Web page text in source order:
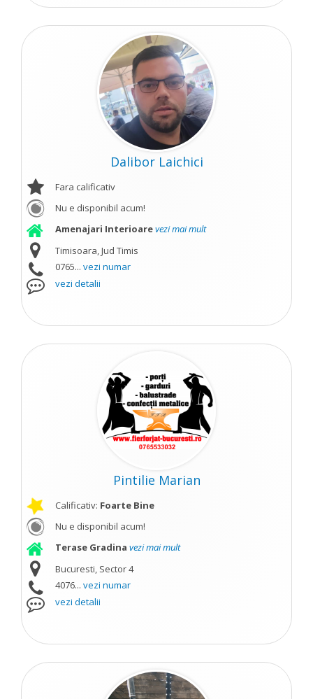
Dalibor Laichici
Fara calificativ
Nu e disponibil acum!
Amenajari Interioarevezi mai mult
Timisoara, Jud Timis
0765... vezi numar
vezi detalii
Pintilie Marian
Calificativ: Foarte Bine
Nu e disponibil acum!
Terase Gradina vezi mai mult
Bucuresti, Sector 4
4076... vezi numar
vezi detalii